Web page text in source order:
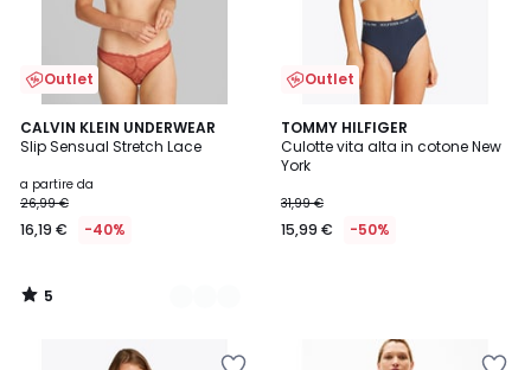
Outlet
CALVIN KLEIN UNDERWEAR
Slip Sensual Stretch Lace
a partire da
26,99 €
16,19 € -40%
5
/
2
Colori
5
/
Outlet
TOMMY HILFIGER
Culotte vita alta in cotone New
York
31,99 €
15,99 € -50%